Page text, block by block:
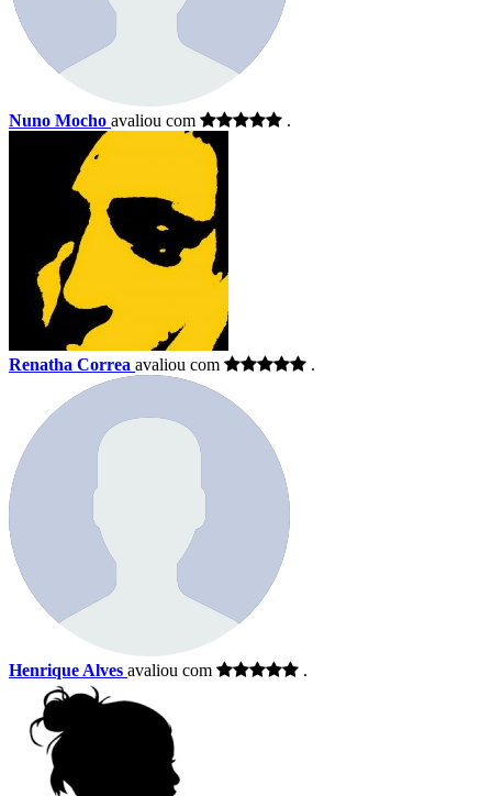
Nuno Mocho avaliou com .
Renatha Correa avaliou com .
Henrique Alves avaliou com .